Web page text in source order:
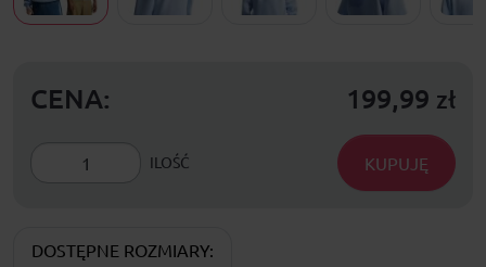
CENA: 199,99 zł
ILOŚĆ KUPUJĘ
DOSTĘPNE ROZMIARY: